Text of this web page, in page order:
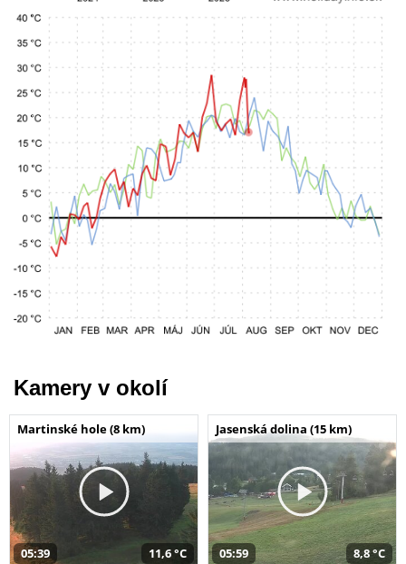
Kamery v okolí
Martinské hole (8 km)
05:39 11,6 °C
Jasenská dolina (15 km)
05:59 8,8 °C